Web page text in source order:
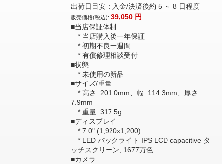
出荷日目安：入金/決済後約 5 ～ 8 日程度
販売価格(税込): 39,050 円
■当店保証体制
* 当店購入後一年保証
* 初期不良一週間
* 有償修理相談受付
■状態
* 未使用の新品
■サイズ/重量
* 高さ: 201.0mm、幅: 114.3mm、厚さ:
7.9mm
* 重量: 317.5g
■ディスプレイ
* 7.0" (1,920x1,200)
* LED バックライト IPS LCD capacitive タ
ッチスクリーン, 1677万色
■カメラ